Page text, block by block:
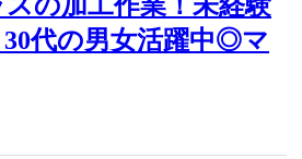
の加工作業！未経験
代の男女活躍中◎マ